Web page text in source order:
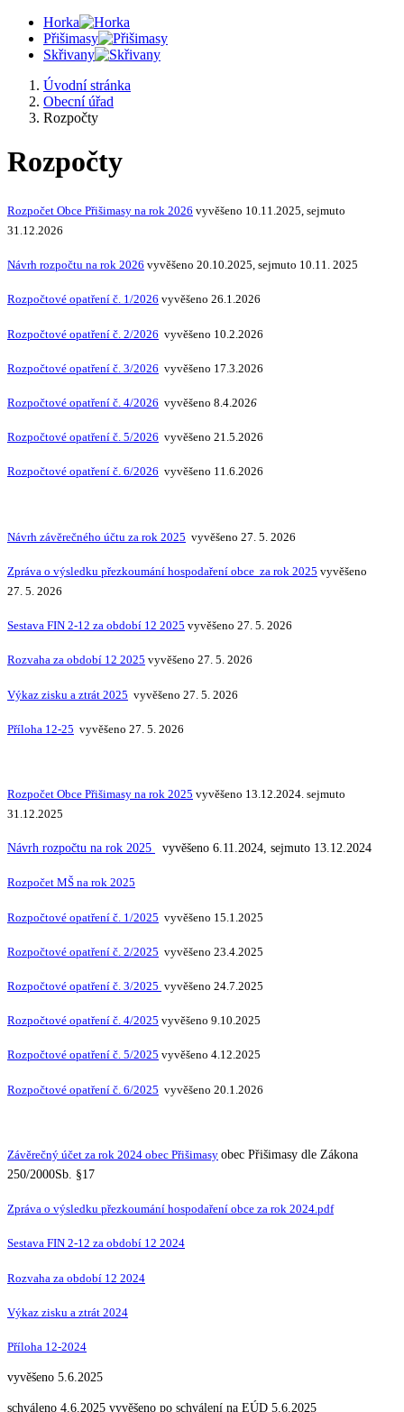
Horka
Přišimasy
Skřivany
Úvodní stránka
Obecní úřad
Rozpočty
Rozpočty
Rozpočet Obce Přišimasy na rok 2026 vyvěšeno 10.11.2025, sejmuto
31.12.2026
Návrh rozpočtu na rok 2026 vyvěšeno 20.10.2025, sejmuto 10.11. 2025
Rozpočtové opatření č. 1/2026 vyvěšeno 26.1.2026
Rozpočtové opatření č. 2/2026 vyvěšeno 10.2.2026
Rozpočtové opatření č. 3/2026 vyvěšeno 17.3.2026
Rozpočtové opatření č. 4/2026 vyvěšeno 8.4.2026
Rozpočtové opatření č. 5/2026 vyvěšeno 21.5.2026
Rozpočtové opatření č. 6/2026 vyvěšeno 11.6.2026
Návrh závěrečného účtu za rok 2025 vyvěšeno 27. 5. 2026
Zpráva o výsledku přezkoumání hospodaření obce za rok 2025 vyvěšeno
27. 5. 2026
Sestava FIN 2-12 za období 12 2025 vyvěšeno 27. 5. 2026
Rozvaha za období 12 2025 vyvěšeno 27. 5. 2026
Výkaz zisku a ztrát 2025 vyvěšeno 27. 5. 2026
Příloha 12-25 vyvěšeno 27. 5. 2026
Rozpočet Obce Přišimasy na rok 2025 vyvěšeno 13.12.2024. sejmuto
31.12.2025
Návrh rozpočtu na rok 2025 vyvěšeno 6.11.2024, sejmuto 13.12.2024
Rozpočet MŠ na rok 2025
Rozpočtové opatření č. 1/2025 vyvěšeno 15.1.2025
Rozpočtové opatření č. 2/2025 vyvěšeno 23.4.2025
Rozpočtové opatření č. 3/2025 vyvěšeno 24.7.2025
Rozpočtové opatření č. 4/2025 vyvěšeno 9.10.2025
Rozpočtové opatření č. 5/2025 vyvěšeno 4.12.2025
Rozpočtové opatření č. 6/2025 vyvěšeno 20.1.2026
Závěrečný účet za rok 2024 obec Přišimasy obec Přišimasy dle Zákona
250/2000Sb. §17
Zpráva o výsledku přezkoumání hospodaření obce za rok 2024.pdf
Sestava FIN 2-12 za období 12 2024
Rozvaha za období 12 2024
Výkaz zisku a ztrát 2024
Příloha 12-2024
vyvěšeno 5.6.2025
schváleno 4.6.2025 vyvěšeno po schválení na EÚD 5.6.2025